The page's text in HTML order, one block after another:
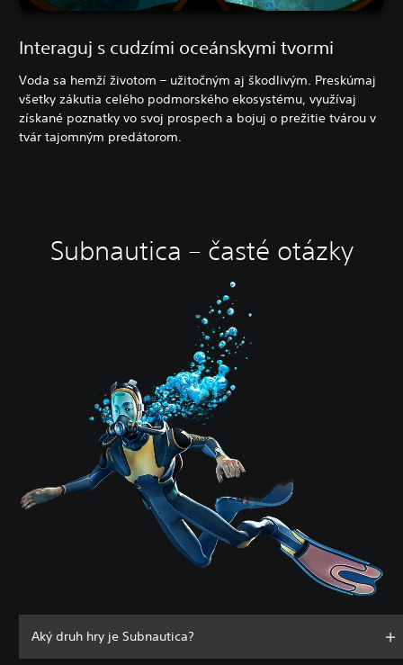
Interaguj s cudzími oceánskymi tvormi
Voda sa hemží životom – užitočným aj škodlivým. Preskúmaj
všetky zákutia celého podmorského ekosystému, využívaj
získané poznatky vo svoj prospech a bojuj o prežitie tvárou v
tvár tajomným predátorom.
Subnautica – časté otázky
Aký druh hry je Subnautica?